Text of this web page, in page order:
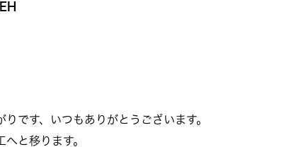
です、いつもありがとうございます。
と移ります。